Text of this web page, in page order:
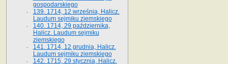
gospodarskiego
139. 1714, 12 września, Halicz.
Laudum sejmiku ziemskiego
140. 1714, 29 października,
Halicz. Laudum sejmiku
ziemskiego
141. 1714, 12 grudnia, Halicz.
Laudum sejmiku ziemskiego
142. 1715, 29 stycznia, Halicz.